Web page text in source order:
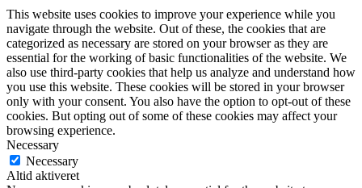
This website uses cookies to improve your experience while you
navigate through the website. Out of these, the cookies that are
categorized as necessary are stored on your browser as they are
essential for the working of basic functionalities of the website. We
also use third-party cookies that help us analyze and understand how
you use this website. These cookies will be stored in your browser
only with your consent. You also have the option to opt-out of these
cookies. But opting out of some of these cookies may affect your
browsing experience.
Necessary
Necessary
Altid aktiveret